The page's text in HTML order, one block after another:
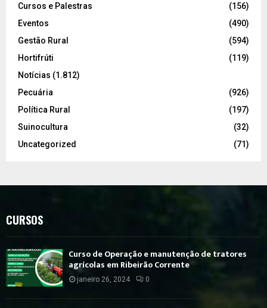
Cursos e Palestras
(156)
Eventos
(490)
Gestão Rural
(594)
Hortifrúti
(119)
Notícias (1.812)
Pecuária
(926)
Política Rural
(197)
Suinocultura
(32)
Uncategorized
(71)
CURSOS
Curso de Operação e manutenção de tratores
agrícolas em Ribeirão Corrente
janeiro 26, 2024 0